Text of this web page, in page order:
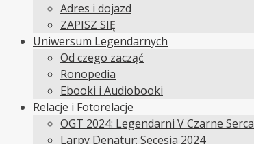
Adres i dojazd
ZAPISZ SIĘ
Uniwersum Legendarnych
Od czego zacząć
Ronopedia
Ebooki i Audiobooki
Relacje i Fotorelacje
OGT 2024: Legendarni V Czarne Serca
Larpy Denatur: Secesja 2024